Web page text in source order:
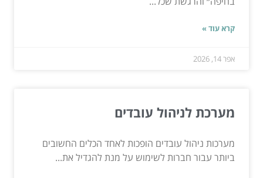
קרא עוד »
אפר 14, 2026
מערכת לניהול עובדים
מערכות ניהול עובדים הופכות לאחד הכלים החשובים
ביותר עבור חברות לשימוש על מנת להגדיל את...